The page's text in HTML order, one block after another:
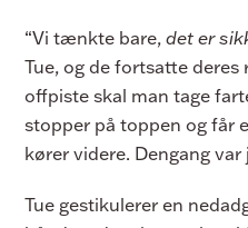
“Vi tænkte bare,det er
Tue, og de fortsatte deres
offpiste skal man tage
stopper på toppen og får
kører videre. Dengang var
Tue gestikulerer en